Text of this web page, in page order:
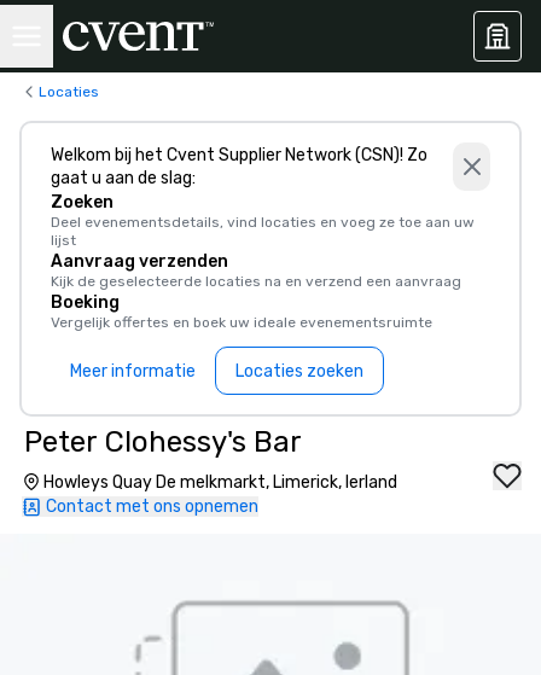
Locaties
Welkom bij het Cvent Supplier Network (CSN)! Zo
gaat u aan de slag:
Zoeken
Deel evenementsdetails, vind locaties en voeg ze toe aan uw
lijst
Aanvraag verzenden
Kijk de geselecteerde locaties na en verzend een aanvraag
Boeking
Vergelijk offertes en boek uw ideale evenementsruimte
Meer informatie Locaties zoeken
Peter Clohessy's Bar
Howleys Quay De melkmarkt, Limerick, Ierland
Contact met ons opnemen